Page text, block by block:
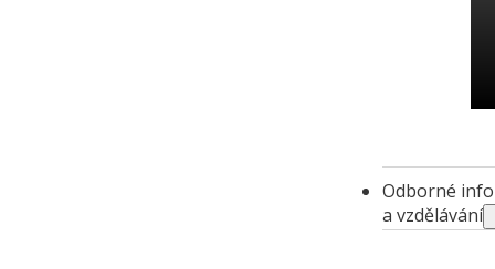
Odborné
a vzdělávání